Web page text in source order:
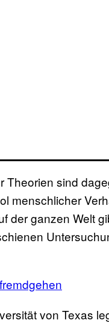
sind
menschlicher
der ganzen Welt
von Texas